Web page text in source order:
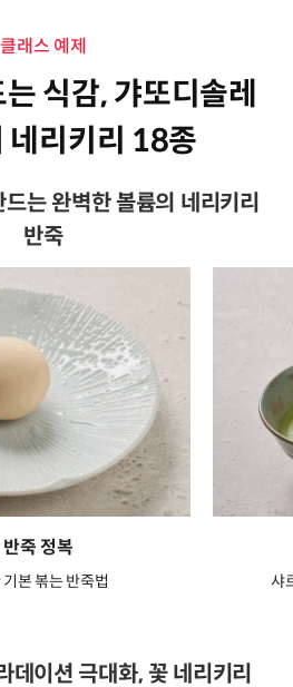
클래스 예제
식감, 갸또디솔레
네리키리 18종
는 완벽한 볼륨의 네리키리
반죽
죽 정복
본 볶는 반죽법 샤
이션 극대화, 꽃 네리키리